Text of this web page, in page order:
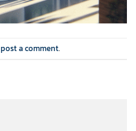
post a comment.